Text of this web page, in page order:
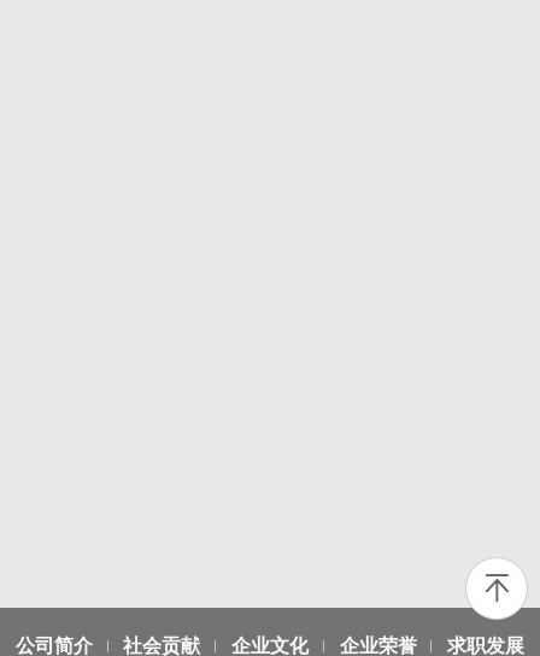
公司简介 社会贡献 企业文化 企业荣誉 求职发展